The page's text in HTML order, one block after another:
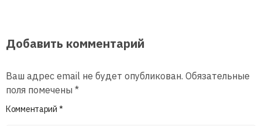
Добавить комментарий
Ваш адрес email не будет опубликован. Обязательные
поля помечены *
Комментарий *